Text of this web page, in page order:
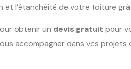
l’étanchéité de votre toiture
obtenir un devis gratuit pour
accompagner dans vos projets